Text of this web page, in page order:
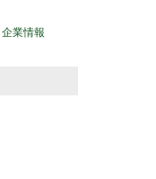
企業情報